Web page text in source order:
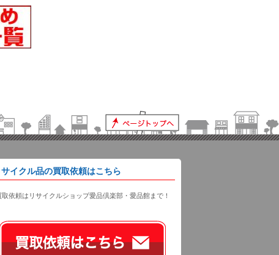
サイクル品の買取依頼はこちら
取依頼はリサイクルショップ愛品倶楽部・愛品館まで！